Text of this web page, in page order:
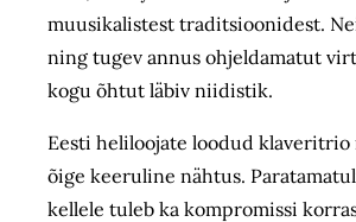
muusikalistest traditsioonidest.
ning tugev annus ohjeldamatut
kogu õhtut läbiv niidistik.
Eesti heliloojate loodud
õige keeruline nähtus.
kellele tuleb ka kompromissi